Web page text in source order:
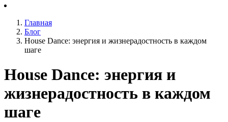
Главная
Блог
House Dance: энергия и жизнерадостность в каждом
шаге
House Dance: энергия и
жизнерадостность в каждом
шаге